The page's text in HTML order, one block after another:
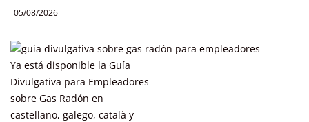
05/08/2026
Ya está disponible la Guía
Divulgativa para Empleadores
sobre Gas Radón en
castellano, galego, català y